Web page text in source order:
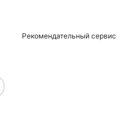
Рекомендательный сервис